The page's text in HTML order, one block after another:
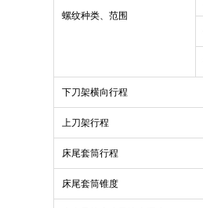
螺纹种类、范围
下刀架横向行程
上刀架行程
床尾套筒行程
床尾套筒锥度